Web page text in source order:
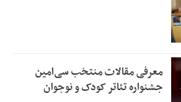
معرفی مقالات منتخب سی‌امین
جشنواره تئاتر کودک و نوجوان